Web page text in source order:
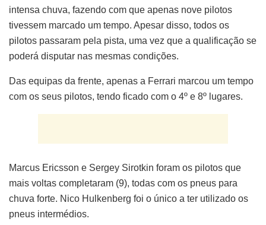
intensa chuva, fazendo com que apenas nove pilotos
tivessem marcado um tempo. Apesar disso, todos os
pilotos passaram pela pista, uma vez que a qualificação se
poderá disputar nas mesmas condições.
Das equipas da frente, apenas a Ferrari marcou um tempo
com os seus pilotos, tendo ficado com o 4º e 8º lugares.
Marcus Ericsson e Sergey Sirotkin foram os pilotos que
mais voltas completaram (9), todas com os pneus para
chuva forte. Nico Hulkenberg foi o único a ter utilizado os
pneus intermédios.